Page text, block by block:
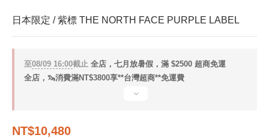
日本限定 / 紫標 THE NORTH FACE PURPLE LABEL
至08/09 16:00截止 全店，七月放暑假，滿 $2500 超商免運
全店，🦦消費滿NT$3800享**台灣超商**免運費
NT$10,480